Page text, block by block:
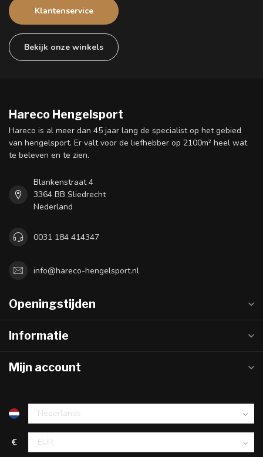
Klantenservice
Bekijk onze winkels
Hareco Hengelsport
Hareco is al meer dan 45 jaar lang de specialist op het gebied
van hengelsport. Er valt voor de liefhebber op 2100m² heel wat
te beleven en te zien.
Blankenstraat 4
3364 BB Sliedrecht
Nederland
0031 184 414347
info@hareco-hengelsport.nl
Openingstijden
Informatie
Mijn account
€